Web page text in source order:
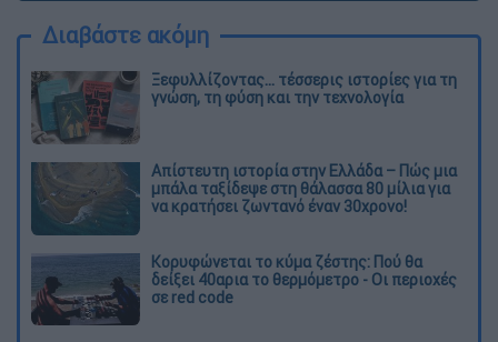
Διαβάστε ακόμη
Ξεφυλλίζοντας... τέσσερις ιστορίες για τη
γνώση, τη φύση και την τεχνολογία
Απίστευτη ιστορία στην Ελλάδα – Πώς μια
μπάλα ταξίδεψε στη θάλασσα 80 μίλια για
να κρατήσει ζωντανό έναν 30χρονο!
Κορυφώνεται το κύμα ζέστης: Πού θα
δείξει 40αρια το θερμόμετρο - Οι περιοχές
σε red code